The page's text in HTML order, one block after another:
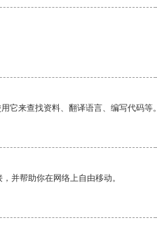
它来查找资料、翻译语言、编写代码等。
并帮助你在网络上自由移动。